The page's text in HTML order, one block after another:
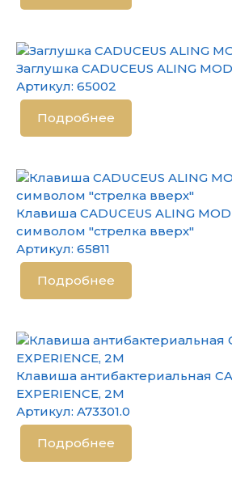
Заглушка CADUCEUS ALING
Артикул: 65002
Подробнее
Клавиша CADUCEUS ALING
символом "стрелка вверх"
Артикул: 65811
Подробнее
Клавиша антибактериальная
EXPERIENCE, 2М
Артикул: A73301.0
Подробнее